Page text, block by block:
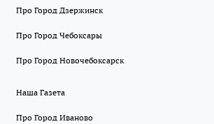
Про Город Дзержинск
Про Город Чебоксары
Про Город Новочебоксарск
Наша Газета
Про Город Иваново